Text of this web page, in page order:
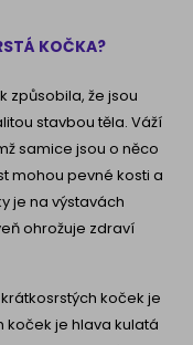
KOČKA?
způsobila, že jsou
stavbou těla. Váží
samice jsou o něco
mohou pevné kosti a
je na výstavách
ohrožuje zdraví
koček je
koček je hlava kulatá